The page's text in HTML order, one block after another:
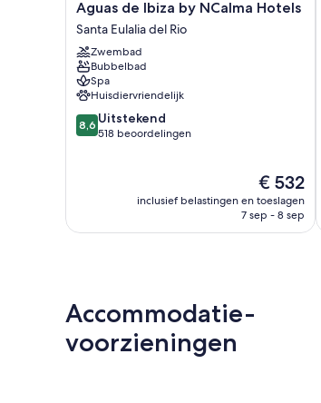
Aguas
de
Ibiza
by
NCalma
Hotels
Santa
Eulalia
del
Aguas de Ibiza by NCalma Hotels
Santa Eulalia del Rio
Zwembad
Bubbelbad
Spa
Huisdiervriendelijk
8.6
van
beoordelingen
8,6 Uitstekend
518 beoordelingen
De
prijs
is
€ 532
inclusief belastingen en toeslagen
7 sep - 8 sep
Accommodatie-
voorzieningen